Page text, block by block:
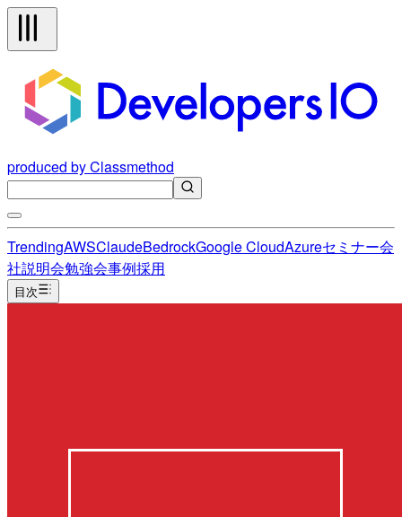
produced by Classmethod
TrendingAWSClaudeBedrockGoogle CloudAzureセミナー会
社説明会勉強会事例採用
目次